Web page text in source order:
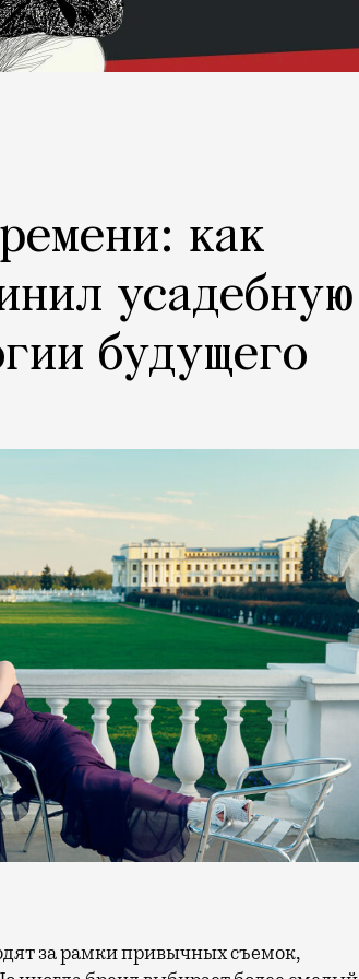
как
усадебную
будущего